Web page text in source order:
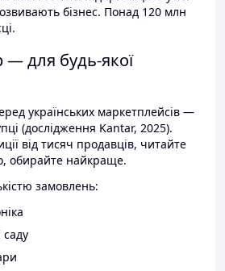
бізнес. Понад 120 млн
— для будь-якої
українських маркетплейсів —
(дослідження Kantar, 2025).
від тисяч продавців, читайте
обирайте найкраще.
замовлень:
саду